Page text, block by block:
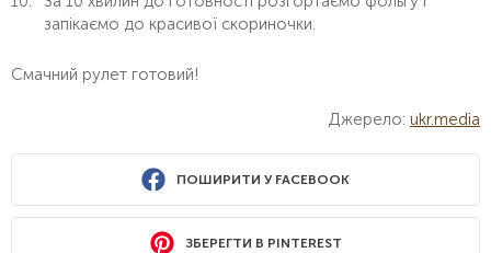
запікаємо до красивої скориночки.
Смачний рулет готовий!
Джерело: ukr.media
ПОШИРИТИ У FACEBOOK
ЗБЕРЕГТИ В PINTEREST